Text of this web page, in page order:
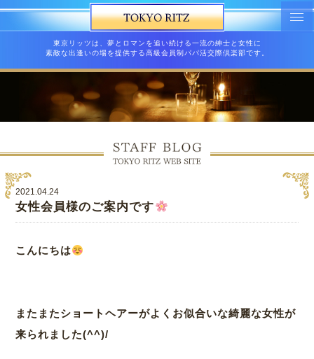
東京リッツは、夢とロマンを追い続ける一流の紳士と女性に
素敵な出逢いの場を提供する高級会員制パパ活交際倶楽部です。
2021.04.24
女性会員様のご案内です
こんにちは
またまたショートヘアーがよくお似合いな綺麗な女性が
来られました(^^)/